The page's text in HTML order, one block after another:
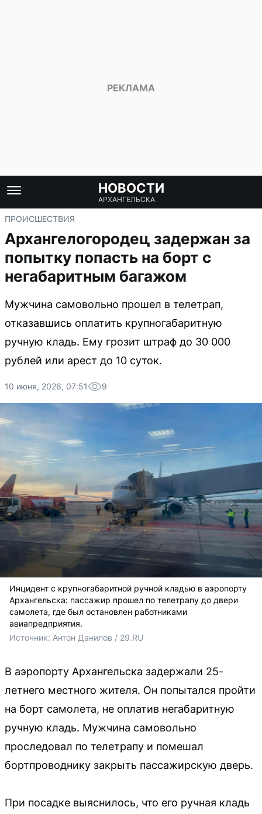
НОВОСТИ
АРХАНГЕЛЬСКА
ПРОИСШЕСТВИЯ
Архангелогородец задержан за
попытку попасть на борт с
негабаритным багажом
Мужчина самовольно прошел в телетрап,
отказавшись оплатить крупногабаритную
ручную кладь. Ему грозит штраф до 30 000
рублей или арест до 10 суток.
10 июня, 2026, 07:51 9
Инцидент с крупногабаритной ручной кладью в аэропорту
Архангельска: пассажир прошел по телетрапу до двери
самолета, где был остановлен работниками
авиапредприятия.
Источник: Антон Данилов / 29.RU
В аэропорту Архангельска задержали 25-
летнего местного жителя. Он попытался пройти
на борт самолета, не оплатив негабаритную
ручную кладь. Мужчина самовольно
проследовал по телетрапу и помешал
бортпроводнику закрыть пассажирскую дверь.
При посадке выяснилось, что его ручная кладь